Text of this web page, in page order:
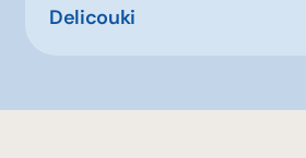
Delicouki